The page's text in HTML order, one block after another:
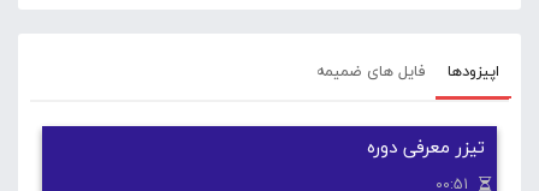
در صورتی که این آموزش برای شما سخت است پیشنهاد
می کنیم دوره های پایه ای گیتار در سایت لامینور را
مشاهده کنید .
اپیزودها فایل های ضمیمه
تیزر معرفی دوره